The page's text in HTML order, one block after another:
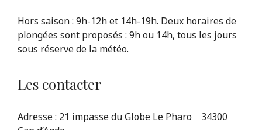
Hors saison : 9h-12h et 14h-19h. Deux horaires de
plongées sont proposés : 9h ou 14h, tous les jours
sous réserve de la météo.
Les contacter
Adresse : 21 impasse du Globe Le Pharo 34300